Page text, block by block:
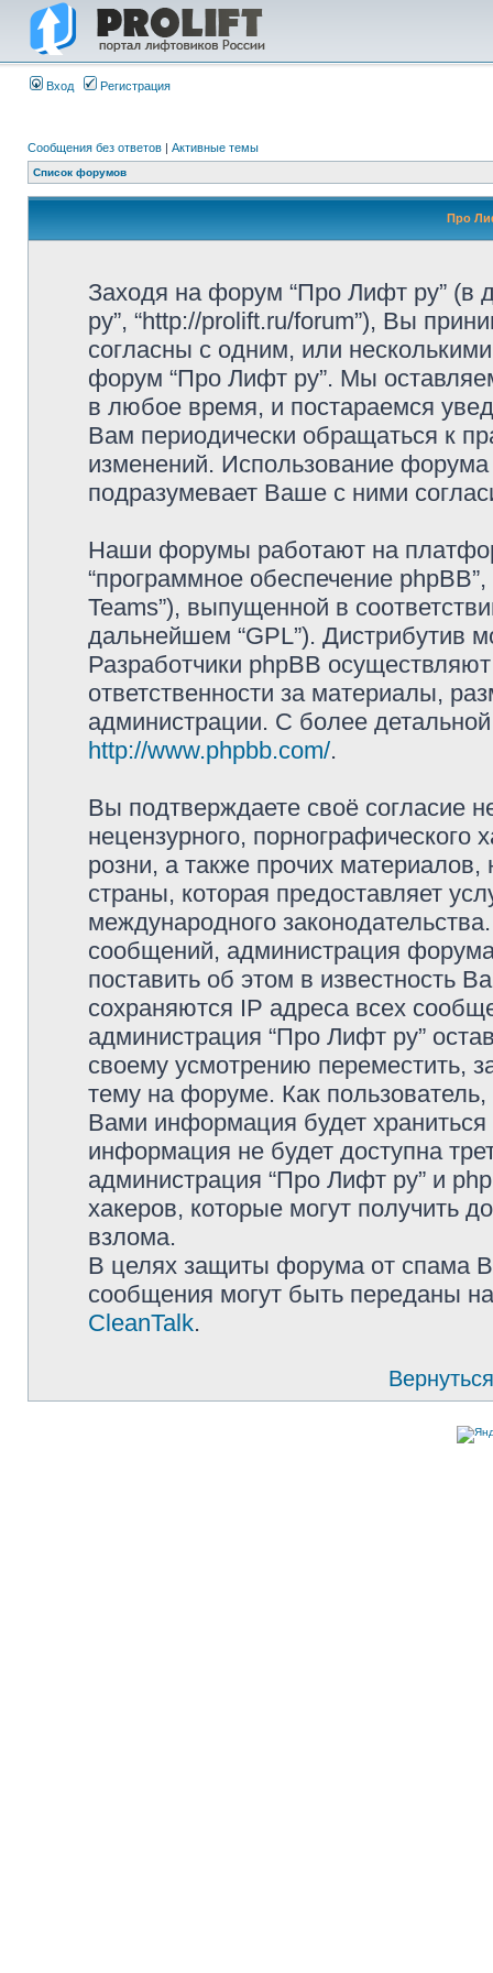
Вход Регистрация
Сообщения без ответов | Активные темы
Список форумов
Про
Заходя на форум “Про Лифт ру”
ру”, “http://prolift.ru/forum”), Вы
согласны с одним, или
форум “Про Лифт ру”. Мы
в любое время, и постараемся
Вам периодически обращаться к
изменений. Использование
подразумевает Ваше с ними
Наши форумы работают на
“программное обеспечение
Teams”), выпущенной в
дальнейшем “GPL”). Дистрибутив
Разработчики phpBB
ответственности за материалы,
администрации. С более
http://www.phpbb.com/.
Вы подтверждаете своё согласие
нецензурного, порнографического
розни, а также прочих
страны, которая предоставляет
международного
сообщений, администрация
поставить об этом в известность
сохраняются IP адреса всех
администрация “Про Лифт ру”
своему усмотрению переместить,
тему на форуме. Как
Вами информация будет
информация не будет доступна
администрация “Про Лифт ру” и
хакеров, которые могут получить
взлома.
В целях защиты форума от спама
сообщения могут быть переданы
CleanTalk.